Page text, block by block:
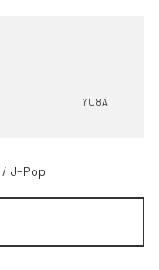
YU8A
/ J-Pop